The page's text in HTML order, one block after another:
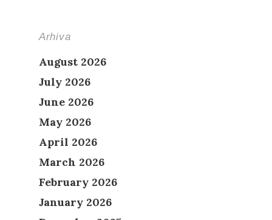
Arhiva
August 2026
July 2026
June 2026
May 2026
April 2026
March 2026
February 2026
January 2026